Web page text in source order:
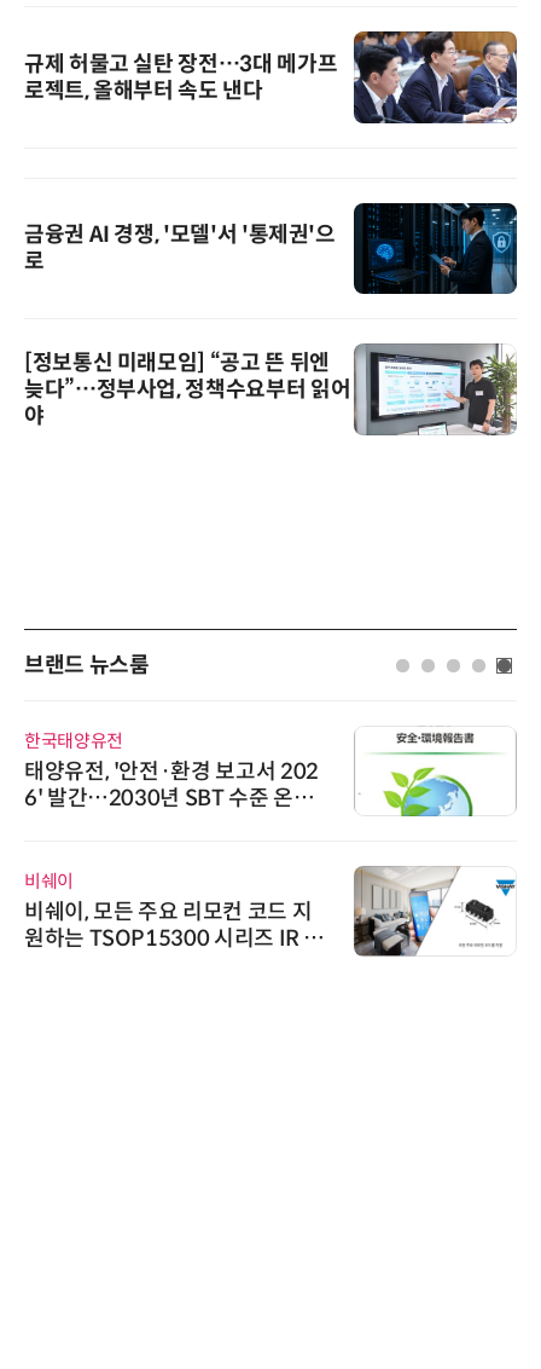
규제 허물고 실탄 장전…3대 메가프
로젝트, 올해부터 속도 낸다
금융권 AI 경쟁, '모델'서 '통제권'으
로
[정보통신 미래모임] “공고 뜬 뒤엔
늦다”…정부사업, 정책수요부터 읽어
야
브랜드 뉴스룸
보고서 202
수준 온실
컨 코드 지
리즈 IR 수
다래전략사업화센터
다래전략사업화센터,
026'서 글로벌 빅파마
스 미팅 지원…K-바이
위고페어
위고페어, 서울AI허브
환(AX) 지원사업' 컨소